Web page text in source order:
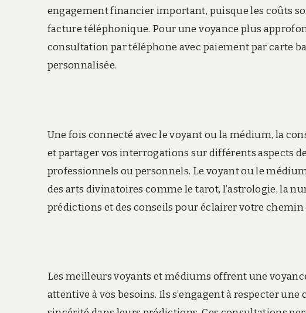
engagement financier important, puisque les coûts
facture téléphonique. Pour une voyance plus
consultation par téléphone avec paiement par carte
personnalisée.
Une fois connecté avec le voyant ou la médium, la
et partager vos interrogations sur différents aspects
professionnels ou personnels. Le voyant ou le
des arts divinatoires comme le tarot, l’astrologie, la
prédictions et des conseils pour éclairer votre chemin
Les meilleurs voyants et médiums offrent une
attentive à vos besoins. Ils s’engagent à respecter